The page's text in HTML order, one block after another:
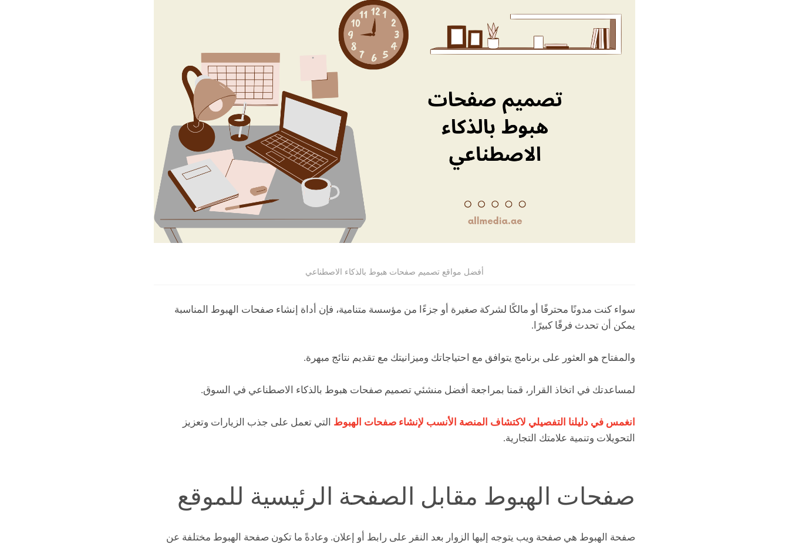
أفضل مواقع تصميم صفحات هبوط بالذكاء الاصطناعي
سواء كنت مدونًا محترفًا أو مالكًا لشركة صغيرة أو جزءًا من مؤسسة متنامية، فإن أداة إنشاء صفحات الهبوط المناسبة
يمكن أن تحدث فرقًا كبيرًا.
والمفتاح هو العثور على برنامج يتوافق مع احتياجاتك وميزانيتك مع تقديم نتائج مبهرة.
لمساعدتك في اتخاذ القرار، قمنا بمراجعة أفضل منشئي تصميم صفحات هبوط بالذكاء الاصطناعي في السوق.
انغمس في دليلنا التفصيلي لاكتشاف المنصة الأنسب لإنشاء صفحات الهبوط التي تعمل على جذب الزيارات وتعزيز
التحويلات وتنمية علامتك التجارية.
صفحات الهبوط مقابل الصفحة الرئيسية للموقع
صفحة الهبوط هي صفحة ويب يتوجه إليها الزوار بعد النقر على رابط أو إعلان. وعادةً ما تكون صفحة الهبوط مختلفة عن